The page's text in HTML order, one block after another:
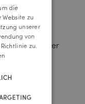
reicht von
über
zu einem
Dr.-
die
zu
unserer
von
zu.